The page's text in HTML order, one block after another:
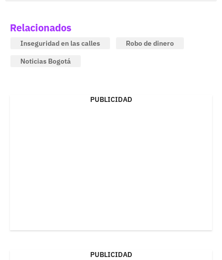
Relacionados
Inseguridad en las calles
Robo de dinero
Noticias Bogotá
PUBLICIDAD
PUBLICIDAD